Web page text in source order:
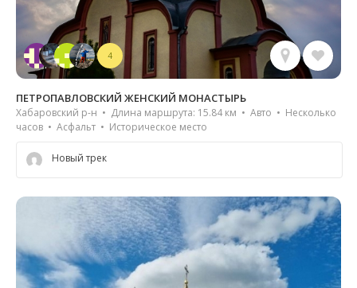
4
ПЕТРОПАВЛОВСКИЙ ЖЕНСКИЙ МОНАСТЫРЬ
Хабаровский р-н • Длина маршрута: 15.84 км • Авто • Несколько
часов • Асфальт • Историческое место
Новый трек